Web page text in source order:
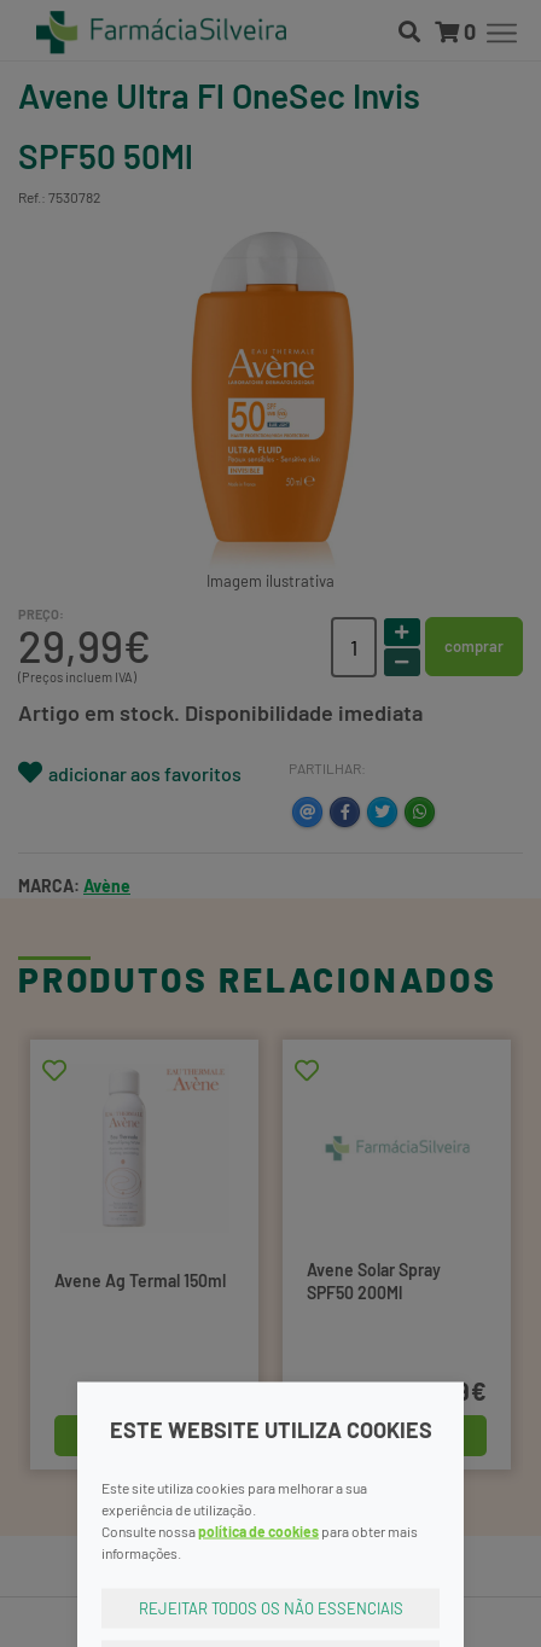
ESTE WEBSITE UTILIZA COOKIES
Este site utiliza cookies para melhorar a sua
experiência de utilização.
Consulte nossapolítica de cookies para obter mais
informações.
REJEITAR TODOS OS NÃO ESSENCIAIS
0
Avene Ultra Fl OneSec Invis
SPF50 50Ml
Ref.: 7530782
Imagem ilustrativa
PREÇO:
29,99€
(Preços incluem IVA)
comprar
Artigo em stock. Disponibilidade imediata
adicionar aos favoritos PARTILHAR:
MARCA: Avène
PRODUTOS RELACIONADOS
Avene Ag Termal 150ml
comprar
12,99€
Avene Solar Spray
SPF50 200Ml
comprar
31,49€